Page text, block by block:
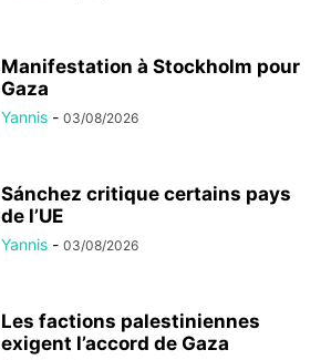
Manifestation à Stockholm pour
Gaza
Yannis - 03/08/2026
Sánchez critique certains pays
de l’UE
Yannis - 03/08/2026
Les factions palestiniennes
exigent l’accord de Gaza